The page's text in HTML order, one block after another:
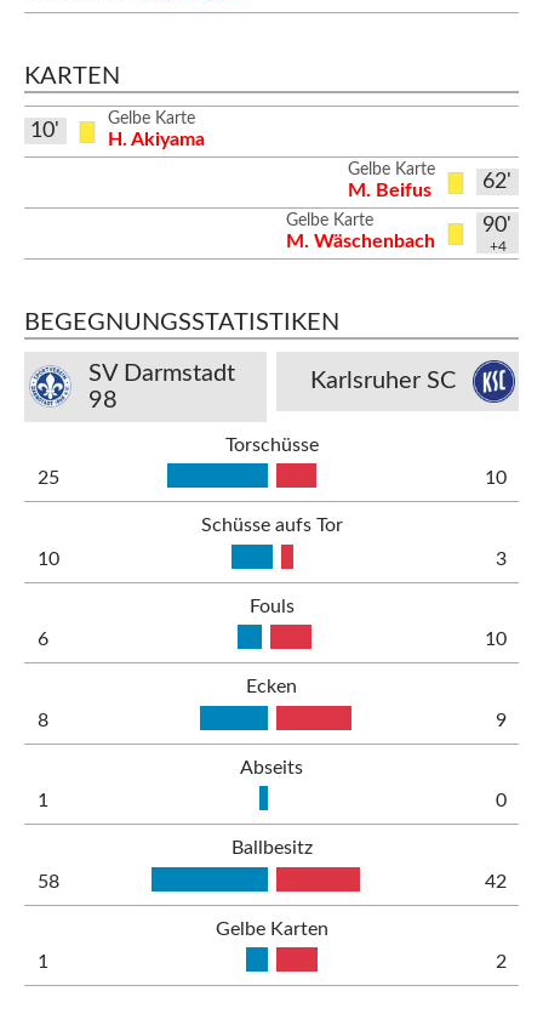
KARTEN
Gelbe Karte
H. Akiyama
10'
62'
Gelbe Karte
M. Beifus
90'
+4
Gelbe Karte
M. Wäschenbach
BEGEGNUNGSSTATISTIKEN
SV Darmstadt
98
Karlsruher SC
Torschüsse
25
10
Schüsse aufs Tor
10
3
Fouls
6
10
Ecken
8
9
Abseits
1
0
Ballbesitz
58
42
Gelbe Karten
1
2